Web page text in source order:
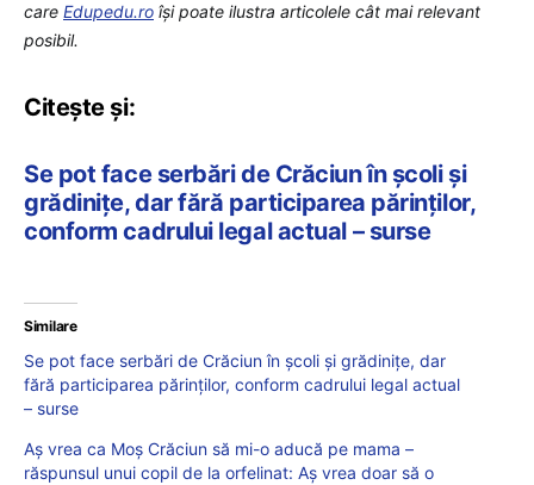
care Edupedu.ro îşi poate ilustra articolele cât mai relevant
posibil.
Citește și:
Se pot face serbări de Crăciun în școli și
grădinițe, dar fără participarea părinților,
conform cadrului legal actual – surse
Similare
Se pot face serbări de Crăciun în școli și grădinițe, dar
fără participarea părinților, conform cadrului legal actual
– surse
Aș vrea ca Moș Crăciun să mi-o aducă pe mama –
răspunsul unui copil de la orfelinat: Aș vrea doar să o